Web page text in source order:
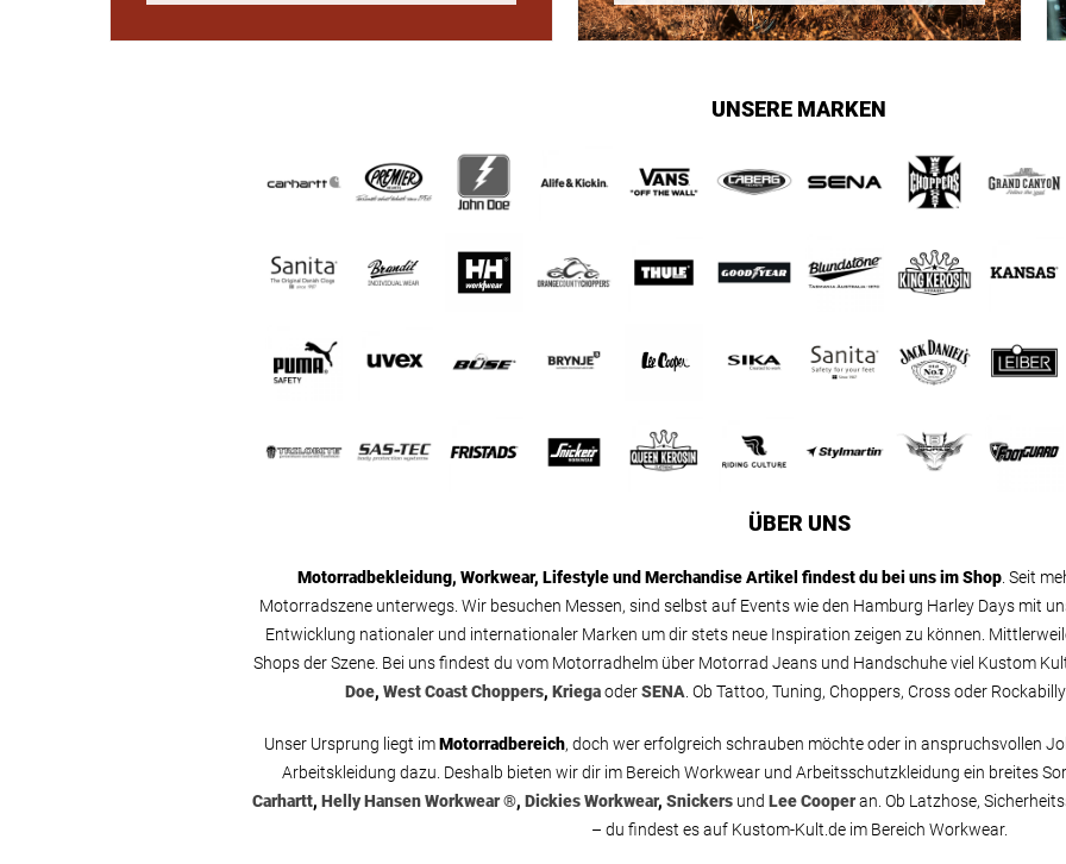
UNSERE MARKEN
ÜBER UNS
Motorradbekleidung, Workwear, Lifestyle und Merchandise Artikel findest du bei uns im Shop. Seit
Motorradszene unterwegs. Wir besuchen Messen, sind selbst auf Events wie den Hamburg Harley Days mit
Entwicklung nationaler und internationaler Marken um dir stets neue Inspiration zeigen zu können.
Shops der Szene. Bei uns findest du vom Motorradhelm über Motorrad Jeans und Handschuhe viel Kustom
Doe, West Coast Choppers, KriegaoderSENA . Ob Tattoo, Tuning, Choppers, Cross oder
Unser Ursprung liegt imMotorradbereich, doch wer erfolgreich schrauben möchte oder in anspruchsvollen
Arbeitskleidung dazu. Deshalb bieten wir dir im Bereich Workwear und Arbeitsschutzkleidung ein breites
Carhartt, Helly Hansen Workwear ®, Dickies Workwear, Snickers und Lee Cooperan. Ob Latzhose,
– du findest es auf Kustom-Kult.de im Bereich Workwear.